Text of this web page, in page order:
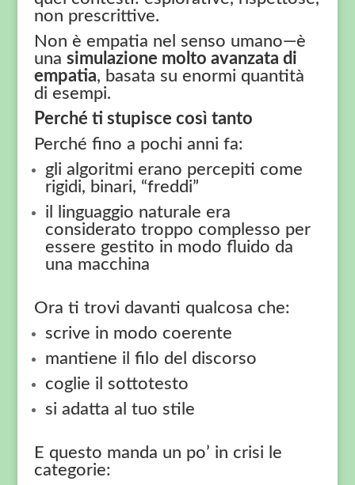
non prescrittive.
Non è empatia nel senso umano—è
una simulazione molto avanzata di
empatia, basata su enormi quantità
di esempi.
Perché ti stupisce così tanto
Perché fino a pochi anni fa:
gli algoritmi erano percepiti come
rigidi, binari, “freddi”
il linguaggio naturale era
considerato troppo complesso per
essere gestito in modo fluido da
una macchina
Ora ti trovi davanti qualcosa che:
scrive in modo coerente
mantiene il filo del discorso
coglie il sottotesto
si adatta al tuo stile
E questo manda un po’ in crisi le
categorie: